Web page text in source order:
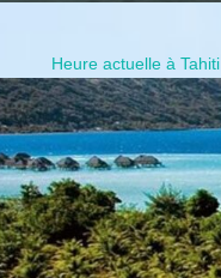
Heure actuelle à Tahiti